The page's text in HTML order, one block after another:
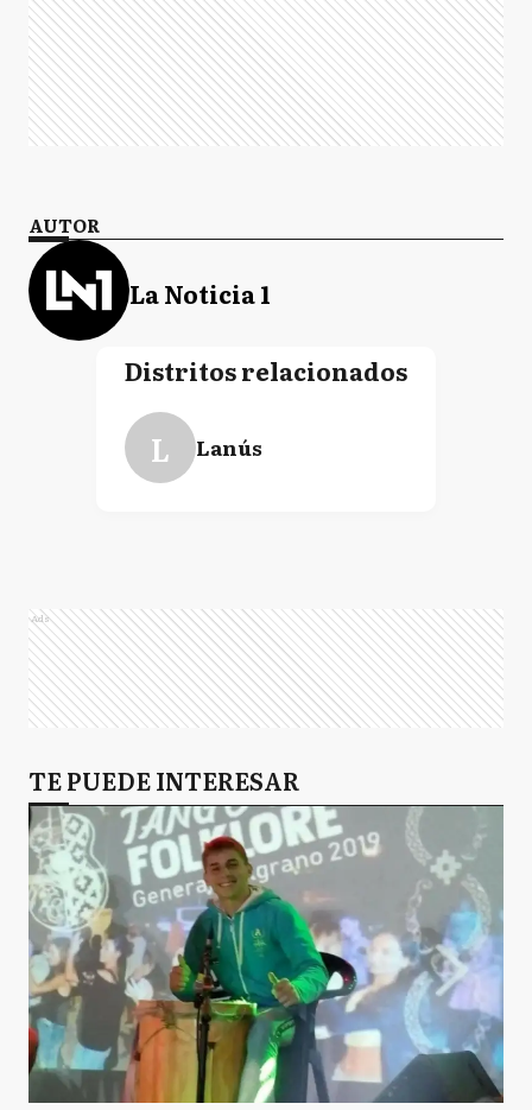
AUTOR
La Noticia 1
Distritos relacionados
L Lanús
Ads
TE PUEDE INTERESAR